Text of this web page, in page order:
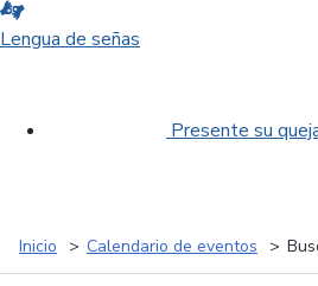
Lengua de señas
Presente su
Inicio Calendario de eventos